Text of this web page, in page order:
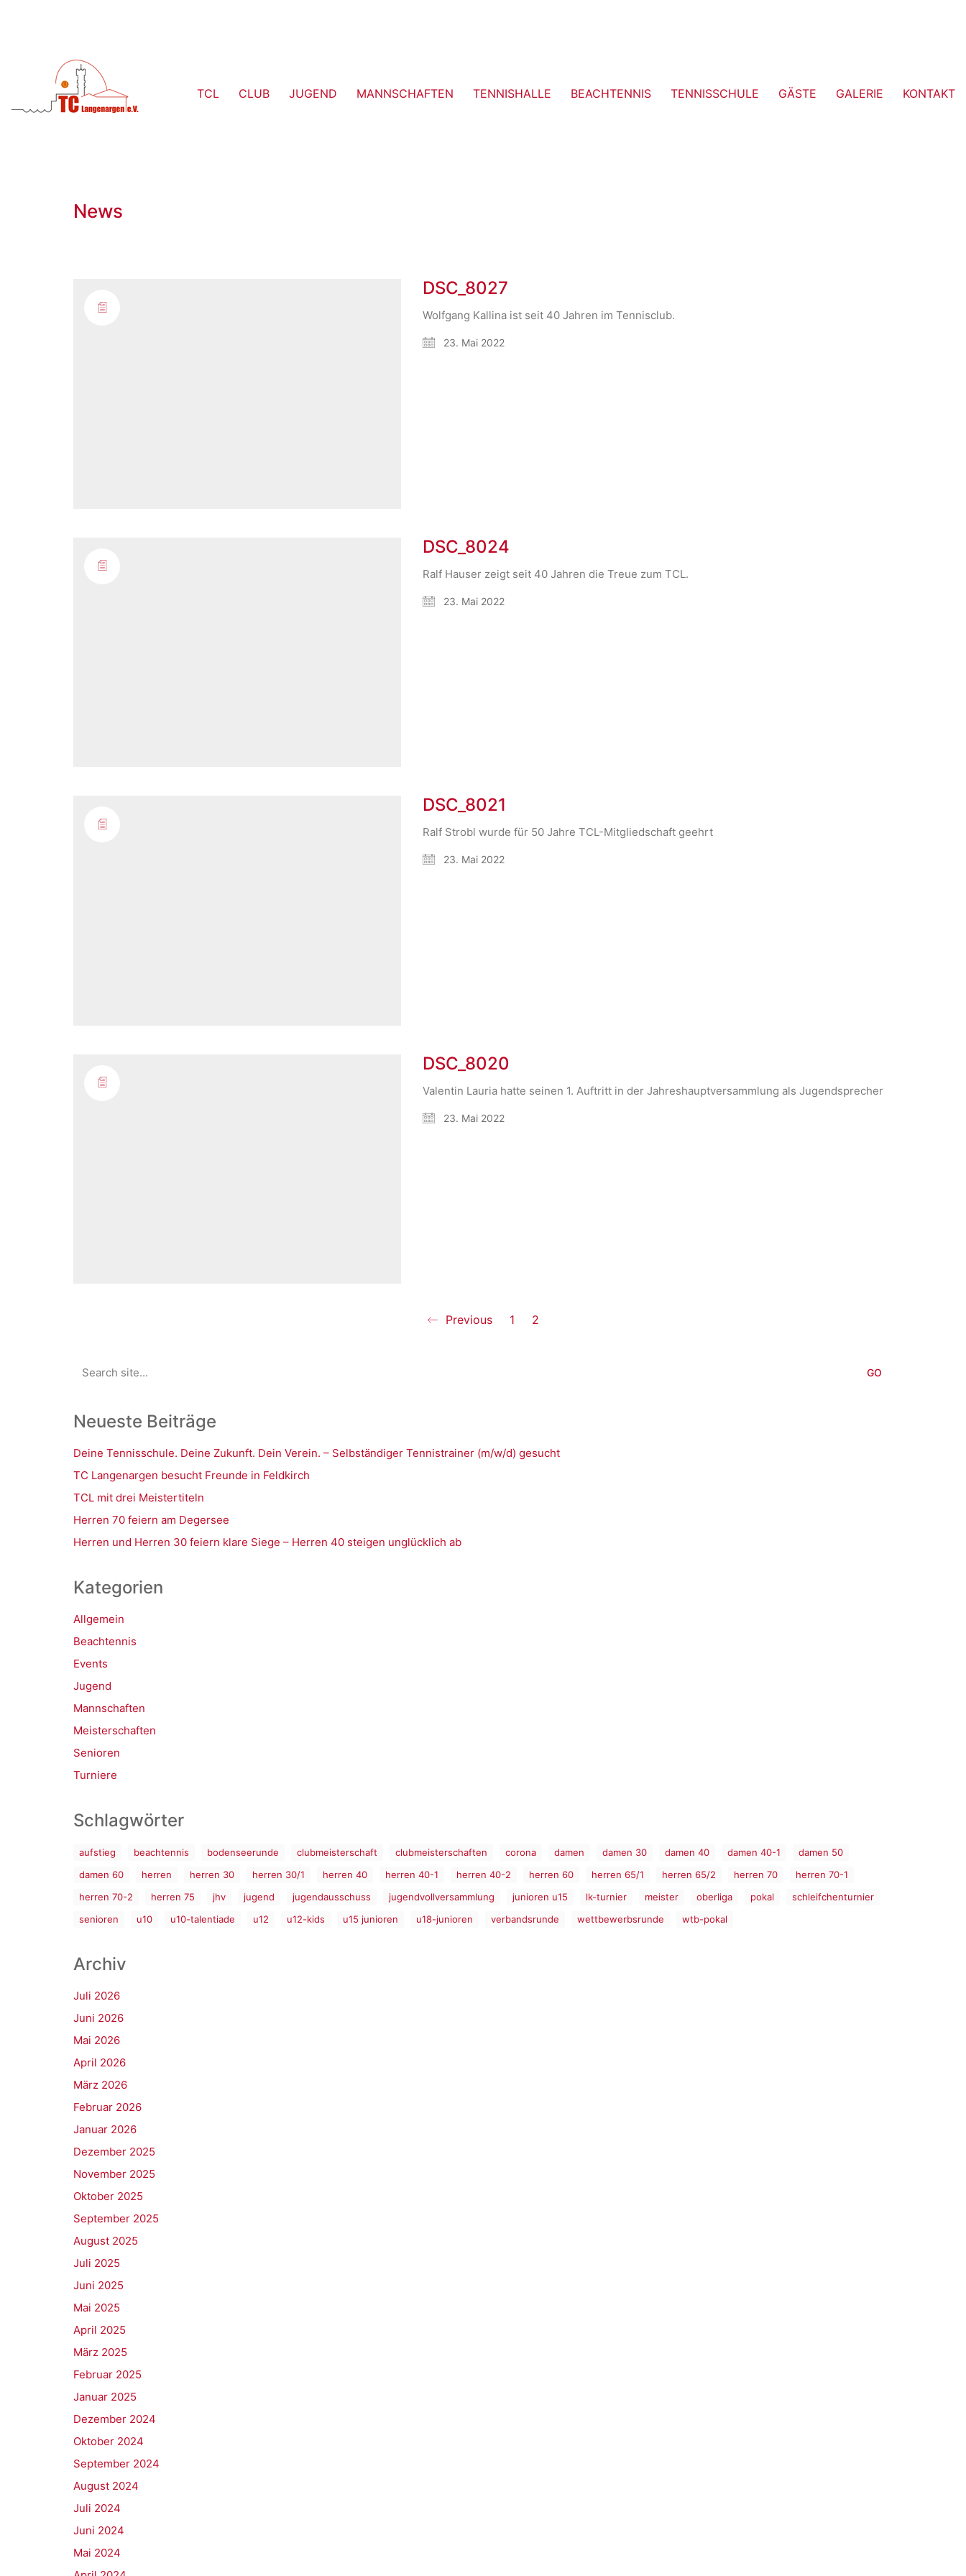
TCL CLUB JUGEND MANNSCHAFTEN TENNISHALLE BEACHTENNIS TENNISSCHULE GÄSTE GALERIE KONTAKT
News
DSC_8027
Wolfgang Kallina ist seit 40 Jahren im Tennisclub.
23. Mai 2022
DSC_8024
Ralf Hauser zeigt seit 40 Jahren die Treue zum TCL.
23. Mai 2022
DSC_8021
Ralf Strobl wurde für 50 Jahre TCL-Mitgliedschaft geehrt
23. Mai 2022
DSC_8020
Valentin Lauria hatte seinen 1. Auftritt in der Jahreshauptversammlung als Jugendsprecher
23. Mai 2022
Previous 1 2
for:
Neueste Beiträge
Deine Tennisschule. Deine Zukunft. Dein Verein. – Selbständiger Tennistrainer (m/w/d) gesucht
TC Langenargen besucht Freunde in Feldkirch
TCL mit drei Meistertiteln
Herren 70 feiern am Degersee
Herren und Herren 30 feiern klare Siege – Herren 40 steigen unglücklich ab
Kategorien
Allgemein
Beachtennis
Events
Jugend
Mannschaften
Meisterschaften
Senioren
Turniere
Schlagwörter
aufstieg beachtennis bodenseerunde clubmeisterschaft clubmeisterschaften corona damen damen 30 damen 40 damen 40-1
damen 50
damen 60
herren herren 30 herren 30/1 herren 40 herren 40-1 herren 40-2 herren 60 herren 65/1 herren 65/2 herren 70
herren 70-1
herren 70-2
herren 75 jhv jugend jugendausschuss jugendvollversammlung junioren u15 lk-turnier meister oberliga pokal
schleifchenturnier
senioren
u10 u10-talentiade u12 u12-kids u15 junioren u18-junioren verbandsrunde wettbewerbsrunde wtb-pokal
Archiv
Juli 2026
Juni 2026
Mai 2026
April 2026
März 2026
Februar 2026
Januar 2026
Dezember 2025
November 2025
Oktober 2025
September 2025
August 2025
Juli 2025
Juni 2025
Mai 2025
April 2025
März 2025
Februar 2025
Januar 2025
Dezember 2024
Oktober 2024
September 2024
August 2024
Juli 2024
Juni 2024
Mai 2024